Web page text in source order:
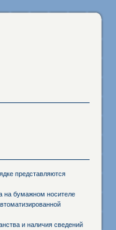
представляются
на бумажном носителе
и наличия сведений